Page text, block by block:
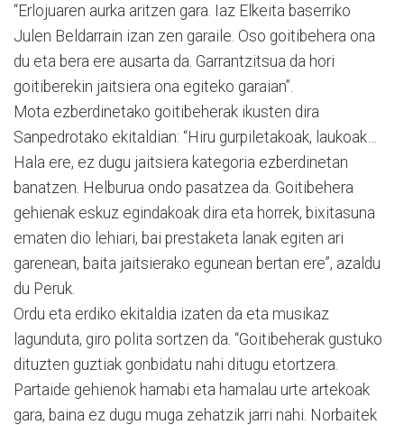
“Erlojuaren aurka aritzen gara. Iaz Elkeita baserriko
Julen Beldarrain izan zen garaile. Oso goitibehera ona
du eta bera ere ausarta da. Garrantzitsua da hori
goitiberekin jaitsiera ona egiteko garaian”.
Mota ezberdinetako goitibeherak ikusten dira
Sanpedrotako ekitaldian: “Hiru gurpiletakoak, laukoak…
Hala ere, ez dugu jaitsiera kategoria ezberdinetan
banatzen. Helburua ondo pasatzea da. Goitibehera
gehienak eskuz egindakoak dira eta horrek, bixitasuna
ematen dio lehiari, bai prestaketa lanak egiten ari
garenean, baita jaitsierako egunean bertan ere”, azaldu
du Peruk.
Ordu eta erdiko ekitaldia izaten da eta musikaz
lagunduta, giro polita sortzen da. “Goitibeherak gustuko
dituzten guztiak gonbidatu nahi ditugu etortzera.
Partaide gehienok hamabi eta hamalau urte artekoak
gara, baina ez dugu muga zehatzik jarri nahi. Norbaitek